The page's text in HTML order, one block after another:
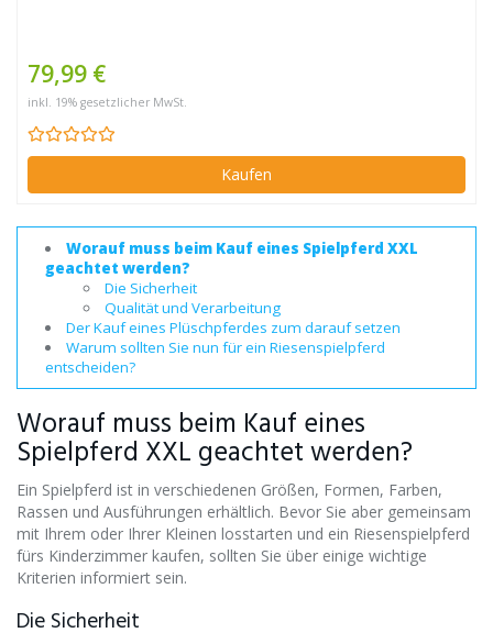
79,99 €
inkl. 19% gesetzlicher MwSt.
Kaufen
Worauf muss beim Kauf eines Spielpferd XXL
geachtet werden?
Die Sicherheit
Qualität und Verarbeitung
Der Kauf eines Plüschpferdes zum darauf setzen
Warum sollten Sie nun für ein Riesenspielpferd
entscheiden?
Worauf muss beim Kauf eines
Spielpferd XXL geachtet werden?
Ein Spielpferd ist in verschiedenen Größen, Formen, Farben,
Rassen und Ausführungen erhältlich. Bevor Sie aber gemeinsam
mit Ihrem oder Ihrer Kleinen losstarten und ein Riesenspielpferd
fürs Kinderzimmer kaufen, sollten Sie über einige wichtige
Kriterien informiert sein.
Die Sicherheit